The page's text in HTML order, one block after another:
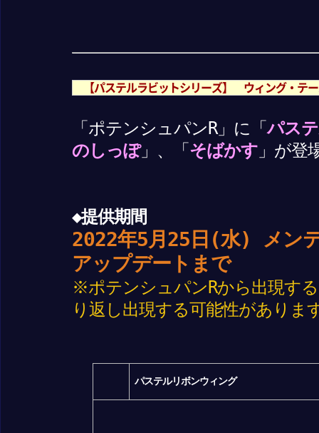
【パステルラビットシリーズ】 ウィング・テー
「ポテンシュパンR」に「パス
のしっぽ」、「そばかす 」が登
◆提供期間
2022年5月25日(水) メン
アップデートまで
※ポテンシュパンRから出現す
り返し出現する可能性がありま
パステルリボンウィング